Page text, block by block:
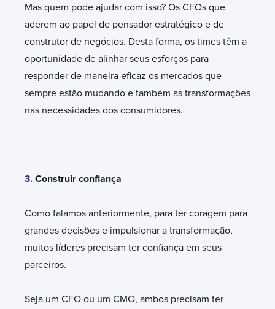
Mas quem pode ajudar com isso? Os CFOs que
aderem ao papel de pensador estratégico e de
construtor de negócios. Desta forma, os times têm a
oportunidade de alinhar seus esforços para
responder de maneira eficaz os mercados que
sempre estão mudando e também as transformações
nas necessidades dos consumidores.
3. Construir confiança
Como falamos anteriormente, para ter coragem para
grandes decisões e impulsionar a transformação,
muitos líderes precisam ter confiança em seus
parceiros.
Seja um CFO ou um CMO, ambos precisam ter